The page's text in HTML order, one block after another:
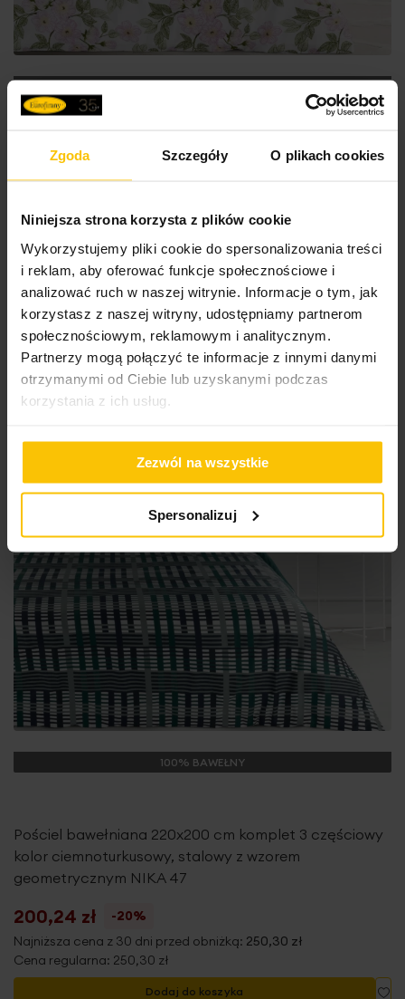
Zgoda Szczegóły O plikach cookies
Niniejsza strona korzysta z plików cookie
Wykorzystujemy pliki cookie do spersonalizowania treści
i reklam, aby oferować funkcje społecznościowe i
analizować ruch w naszej witrynie. Informacje o tym, jak
korzystasz z naszej witryny, udostępniamy partnerom
społecznościowym, reklamowym i analitycznym.
Partnerzy mogą połączyć te informacje z innymi danymi
otrzymanymi od Ciebie lub uzyskanymi podczas
korzystania z ich usług.
Zezwól na wszystkie
Spersonalizuj
Pościel bawełniana 220x200 cm komplet 3 częściowy
kolor biały, różowy z wzorem kwiatowym NIKA 44
200,24 zł
-20%
Najniższa cena z 30 dni przed obniżką:250,30 zł
Cena regularna:
250,30 zł
Dodaj do koszyka
Promocja
100% BAWEŁNY
Pościel bawełniana 220x200 cm komplet 3 częściowy
kolor ciemnoturkusowy, stalowy z wzorem
geometrycznym NIKA 47
200,24 zł
-20%
Najniższa cena z 30 dni przed obniżką: 250,30 zł
Cena regularna: 250,30 zł
Dodaj do koszyka